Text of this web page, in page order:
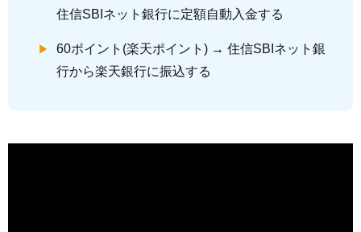
住信SBIネット銀行に定額自動入金する
60ポイント(楽天ポイント) → 住信SBIネット銀
行から楽天銀行に振込する